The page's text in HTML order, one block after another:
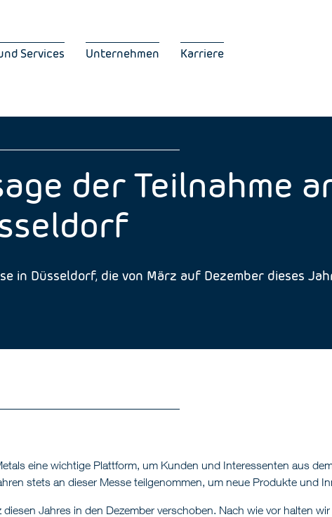
Services Unternehmen Karriere
der Teilnahme
in Düsseldorf, die von März auf Dezember dieses
eine wichtige Plattform, um Kunden und Interessenten aus
stets an dieser Messe teilgenommen, um neue Produkte und
Jahres in den Dezember verschoben. Nach wie vor halten